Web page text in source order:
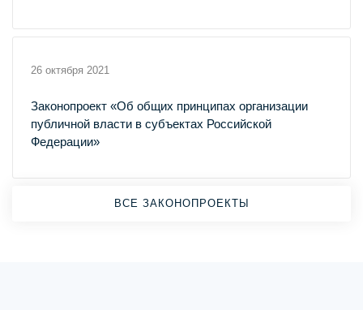
26 октября 2021
Законопроект «Об общих принципах организации
публичной власти в субъектах Российской
Федерации»
ВСЕ ЗАКОНОПРОЕКТЫ